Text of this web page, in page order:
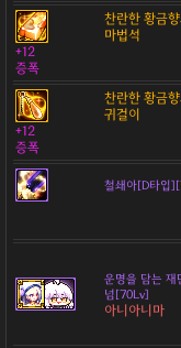
찬란한 황금
마법석
+12
증폭
찬란한 황금
귀걸이
+12
증폭
철쇄아[D타입
운명을 담는 재
넘[70Lv]
아니아니마